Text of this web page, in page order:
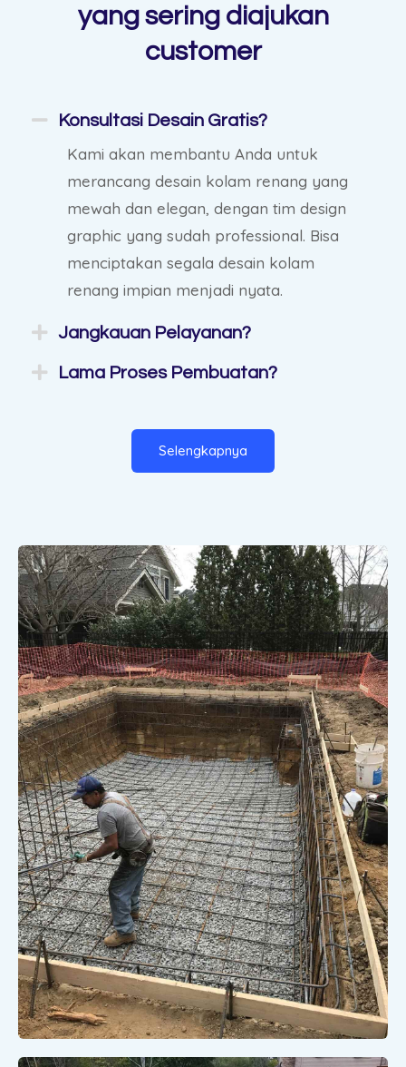
yang sering diajukan
customer
Konsultasi Desain Gratis?
Kami akan membantu Anda untuk
merancang desain kolam renang yang
mewah dan elegan, dengan tim design
graphic yang sudah professional. Bisa
menciptakan segala desain kolam
renang impian menjadi nyata.
Jangkauan Pelayanan?
Lama Proses Pembuatan?
Selengkapnya